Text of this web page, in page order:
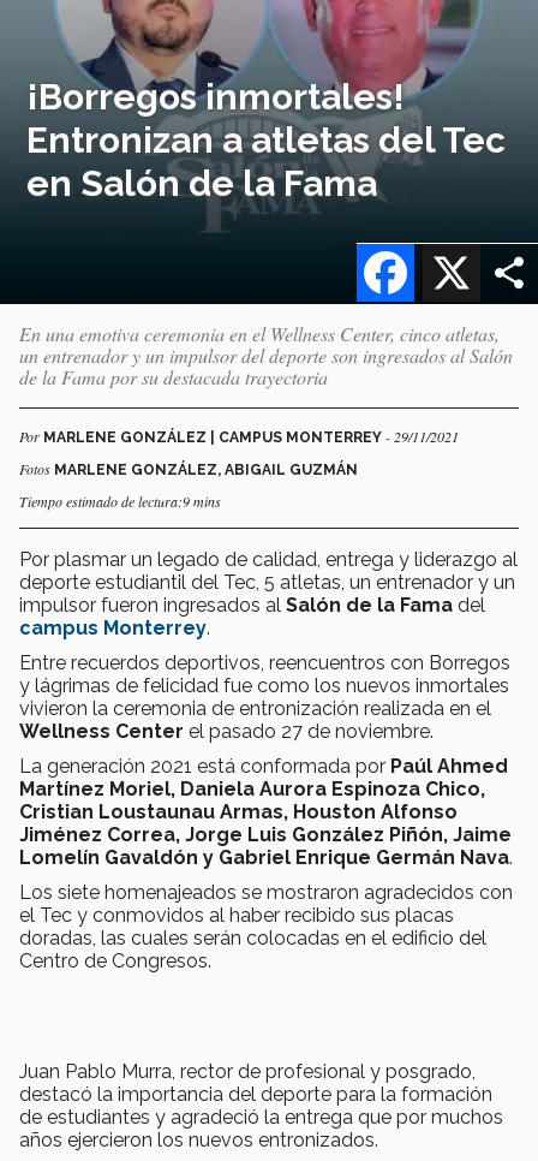
¡Borregos inmortales!
Entronizan a atletas del Tec
en Salón de la Fama
X
Facebook
En una emotiva ceremonia en el Wellness Center, cinco atletas,
un entrenador y un impulsor del deporte son ingresados al Salón
de la Fama por su destacada trayectoria
Por MARLENE GONZÁLEZ | CAMPUS MONTERREY - 29/11/2021
Fotos MARLENE GONZÁLEZ, ABIGAIL GUZMÁN
Tiempo estimado de lectura:9 mins
Por plasmar un legado de calidad, entrega y liderazgo al
deporte estudiantil del Tec, 5 atletas, un entrenador y un
impulsor fueron ingresados al Salón de la Fama del
campus Monterrey.
Entre recuerdos deportivos, reencuentros con Borregos
y lágrimas de felicidad fue como los nuevos inmortales
vivieron la ceremonia de entronización realizada en el
Wellness Center el pasado 27 de noviembre.
La generación 2021 está conformada por Paúl Ahmed
Martínez Moriel, Daniela Aurora Espinoza Chico,
Cristian Loustaunau Armas, Houston Alfonso
Jiménez Correa, Jorge Luis González Piñón, Jaime
Lomelín Gavaldón y Gabriel Enrique Germán Nava.
Los siete homenajeados se mostraron agradecidos con
el Tec y conmovidos al haber recibido sus placas
doradas, las cuales serán colocadas en el edificio del
Centro de Congresos.
Juan Pablo Murra, rector de profesional y posgrado,
destacó la importancia del deporte para la formación
de estudiantes y agradeció la entrega que por muchos
años ejercieron los nuevos entronizados.